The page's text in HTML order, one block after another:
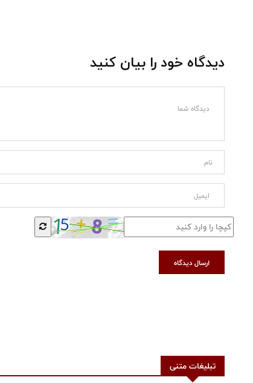
دیدگاه خود را بیان کنید
ارسال دیدگاه
تبلیغات متنی